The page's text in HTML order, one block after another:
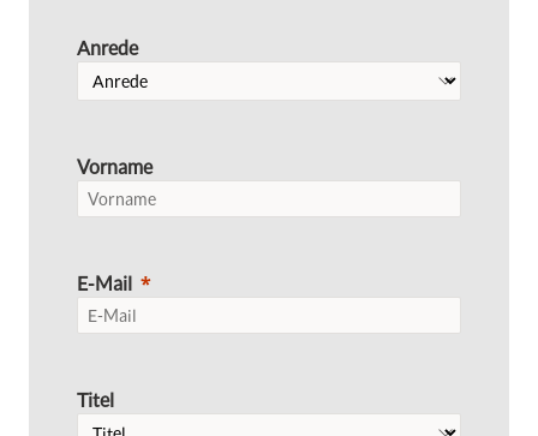
Anrede
Vorname
E-Mail
Titel